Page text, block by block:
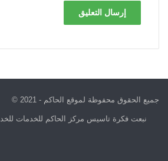
جميع الحقوق محفوظة لموقع الحاكم - 2021 ©
نبعت فكرة تاسيس مركز الحاكم للخدمات